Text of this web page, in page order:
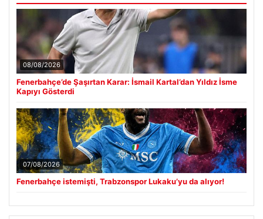
08/08/2026
Fenerbahçe’de Şaşırtan Karar: İsmail Kartal’dan Yıldız İsme
Kapıyı Gösterdi
07/08/2026
Fenerbahçe istemişti, Trabzonspor Lukaku’yu da alıyor!